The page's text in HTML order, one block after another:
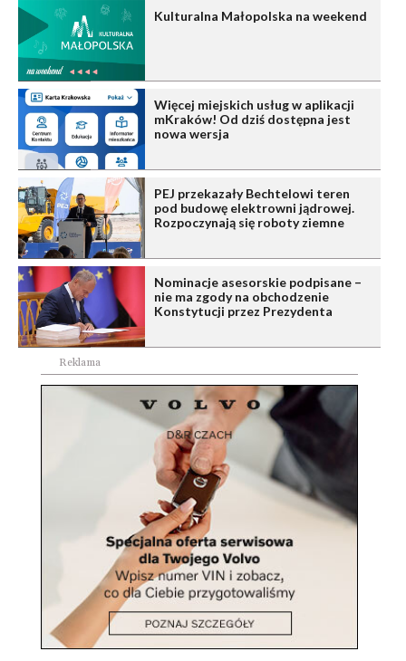
Kulturalna Małopolska na weekend
Więcej miejskich usług w aplikacji
mKraków! Od dziś dostępna jest
nowa wersja
PEJ przekazały Bechtelowi teren
pod budowę elektrowni jądrowej.
Rozpoczynają się roboty ziemne
Nominacje asesorskie podpisane –
nie ma zgody na obchodzenie
Konstytucji przez Prezydenta
Reklama